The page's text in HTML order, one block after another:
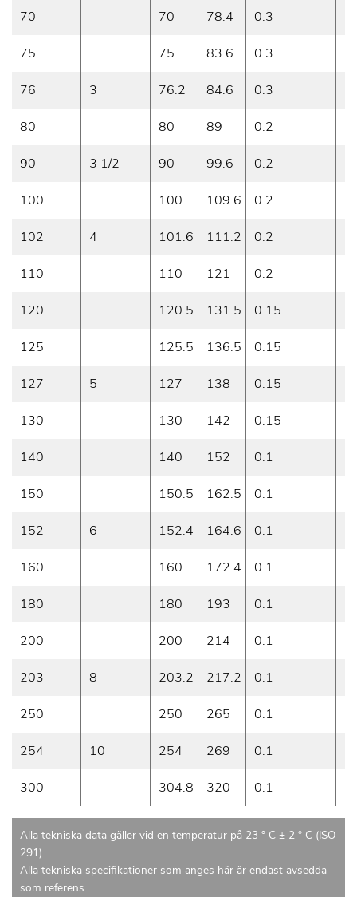
70 70 78.4 0.3
75 75 83.6 0.3
76 3 76.2 84.6 0.3
80 80 89 0.2
90 3 1/2 90 99.6 0.2
100 100 109.6 0.2
102 4 101.6 111.2 0.2
110 110 121 0.2
120 120.5 131.5 0.15
125 125.5 136.5 0.15
127 5 127 138 0.15
130 130 142 0.15
140 140 152 0.1
150 150.5 162.5 0.1
152 6 152.4 164.6 0.1
160 160 172.4 0.1
180 180 193 0.1
200 200 214 0.1
203 8 203.2 217.2 0.1
250 250 265 0.1
254 10 254 269 0.1
300 304.8 320 0.1
Alla tekniska data gäller vid en temperatur på 23 ° C ± 2 ° C (ISO
291)
Alla tekniska specifikationer som anges här är endast avsedda
som referens.